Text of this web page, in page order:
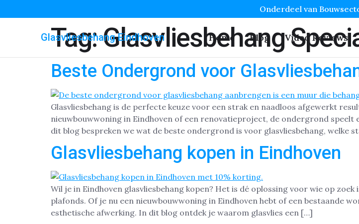
Onderdeel van
Glasvliesbehang Eindhoven Home Blog Video Reviews
Tag:Glasvliesbehang
Beste Ondergrond voor
Glasvliesbehang is de perfecte keuze voor een strak en naadloos afgewerkt
nieuwbouwwoning in Eindhoven of een renovatieproject, de ondergrond speelt
dit blog bespreken we wat de beste ondergrond is voor glasvliesbehang, welke
Glasvliesbehang kopen in Eindhoven
Wil je in Eindhoven glasvliesbehang kopen? Het is dé oplossing voor wie op
plafonds. Of je nu een nieuwbouwwoning in Eindhoven hebt of een bestaande
esthetische afwerking. In dit blog ontdek je waarom glasvlies een […]